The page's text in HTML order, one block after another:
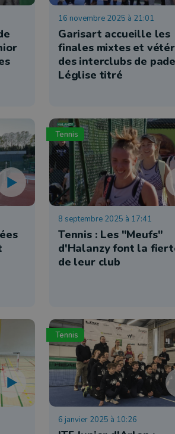
16 novembre 2025 à 21:01
Garisart accueille les
finales mixtes et
des interclubs de
Léglise titré
Tennis
8 septembre 2025 à 17:41
Tennis : Les "Meufs"
d'Halanzy font la
de leur club
Tennis
6 janvier 2025 à 10:26